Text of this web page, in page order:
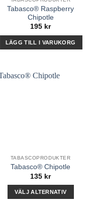
Tabasco® Raspberry
Chipotle
195 kr
LÄGG TILL I VARUKORG
TABASCOPRODUKTER
Tabasco® Chipotle
135 kr
VÄLJ ALTERNATIV